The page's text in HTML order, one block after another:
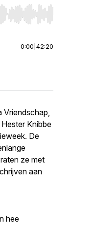
start or end. Hold shift
0:00 42:20
Vriendschap,
Knibbe
De
ze met
aan
hee